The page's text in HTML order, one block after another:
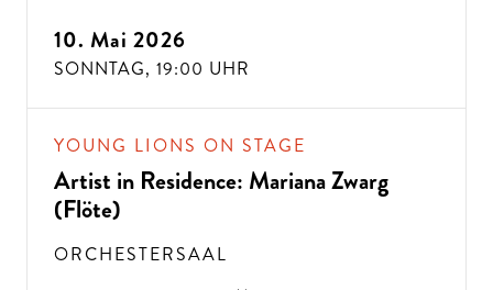
10. Mai 2026
SONNTAG, 19:00 UHR
YOUNG LIONS ON STAGE
Artist in Residence: Mariana Zwarg
(Flöte)
ORCHESTERSAAL